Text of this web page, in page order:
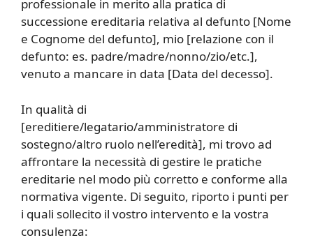
professionale in merito alla pratica di
successione ereditaria relativa al defunto [Nome
e Cognome del defunto], mio [relazione con il
defunto: es. padre/madre/nonno/zio/etc.],
venuto a mancare in data [Data del decesso].
In qualità di
[ereditiere/legatario/amministratore di
sostegno/altro ruolo nell’eredità], mi trovo ad
affrontare la necessità di gestire le pratiche
ereditarie nel modo più corretto e conforme alla
normativa vigente. Di seguito, riporto i punti per
i quali sollecito il vostro intervento e la vostra
consulenza: